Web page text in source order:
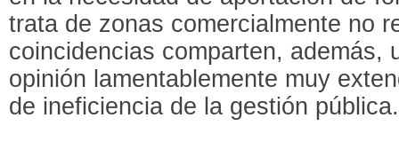
trata de zonas comercialmente no
coincidencias comparten, además,
opinión lamentablemente muy
de ineficiencia de la gestión pública.